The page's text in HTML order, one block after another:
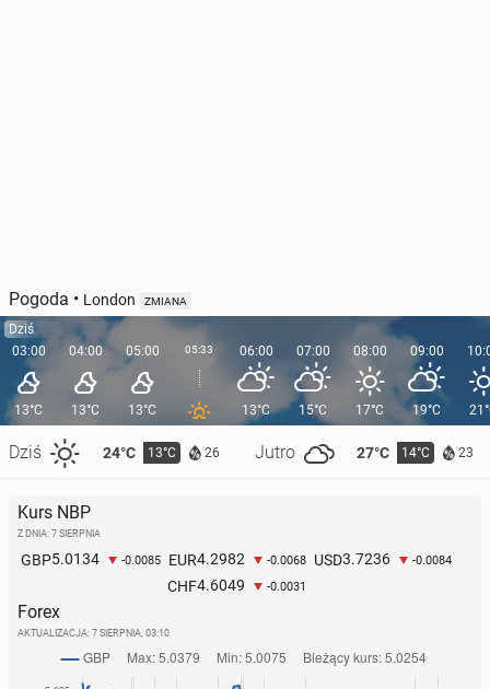
Pogoda • London ZMIANA
Dziś
03:00
13°C
Dziś 24°C 13°C 26 Jutro 27°C 14°C 23
04:00
13°C
05:00
13°C
05:33 06:00
13°C
07:00
15°C
08:00
17°C
09:00
19°C
Kurs NBP
Z DNIA: 7 SIERPNIA
GBP5.0134 -0.0085 EUR4.2982 -0.0068 USD3.7236 -0.0084
CHF4.6049 -0.0031
Forex
AKTUALIZACJA: 7 SIERPNIA, 03:10